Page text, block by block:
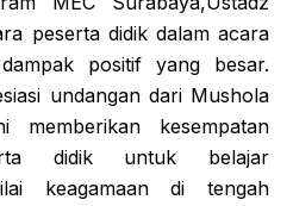
peserta didik dalam acara
positif yang besar.
undangan dari Mushola
memberikan kesempatan
didik untuk belajar
keagamaan di tengah